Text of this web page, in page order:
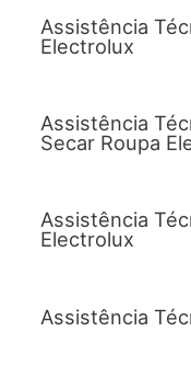
Assistência
Electrolux
Assistência
Secar Roupa
Assistência
Electrolux
Assistência